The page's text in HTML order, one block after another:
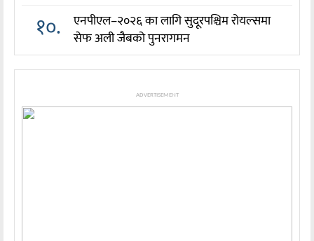
१०.
एनपीएल–२०२६ का लागि सुदूरपश्चिम रोयल्समा
सेफ अली जैबको पुनरागमन
ADVERTISEMENT